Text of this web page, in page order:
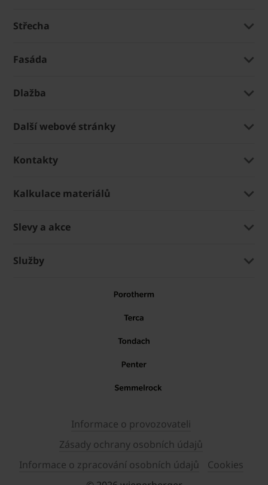
Střecha
Fasáda
Dlažba
Další webové stránky
Kontakty
Kalkulace materiálů
Slevy a akce
Služby
Informace o provozovateli
Zásady ochrany osobních údajů
Informace o zpracování osobních údajů
Cookies